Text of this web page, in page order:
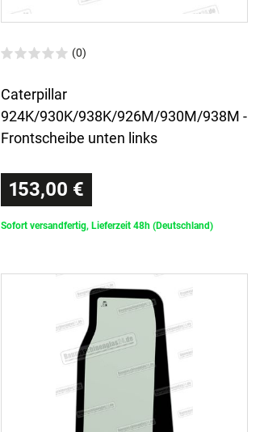
(0)
Caterpillar
924K/930K/938K/926M/930M/938M -
Frontscheibe unten links
153,00 €
Sofort versandfertig, Lieferzeit 48h (Deutschland)